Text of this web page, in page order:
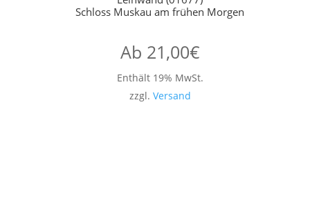
Schloss Muskau am frühen Morgen
Ab 21,00€
Enthält 19% MwSt.
zzgl. Versand